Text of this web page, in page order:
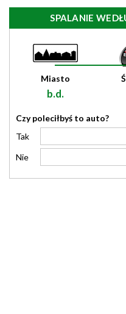
SPALANIE
Miasto
b.d.
Czy poleciłbyś to auto?
Tak
Nie